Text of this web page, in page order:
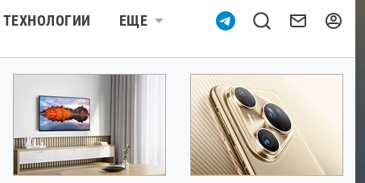
ТЕХНОЛОГИИ ЕЩЕ